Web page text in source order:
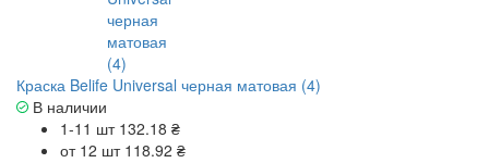
Краска Belife Universal черная матовая (4)
В наличии
1-11 шт 132.18 ₴
от 12 шт 118.92 ₴